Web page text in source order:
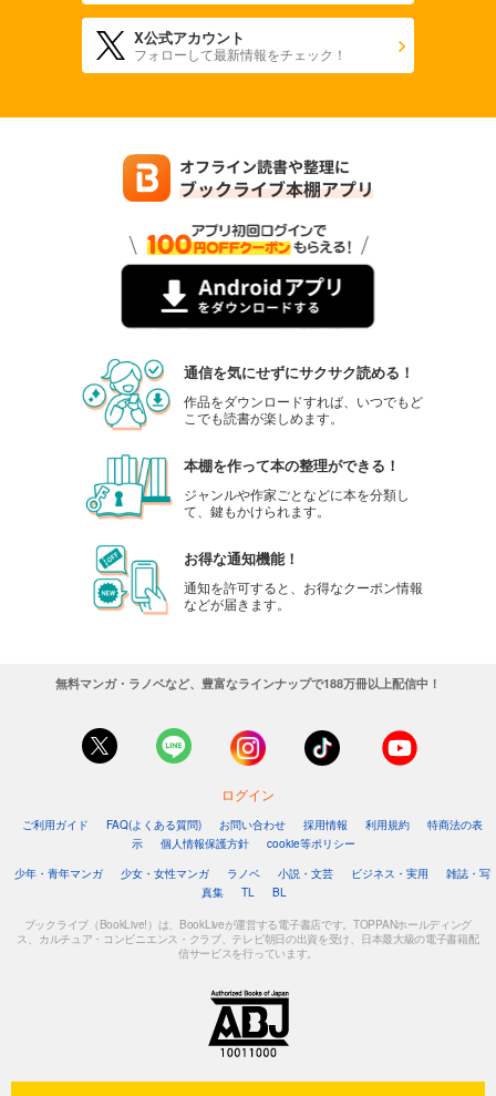
X公式アカウント
フォローして最新情報をチェック！
通信を気にせずにサクサク読める！
作品をダウンロードすれば、いつでもど
こでも読書が楽しめます。
本棚を作って本の整理ができる！
ジャンルや作家ごとなどに本を分類し
て、鍵もかけられます。
お得な通知機能！
通知を許可すると、お得なクーポン情報
などが届きます。
無料マンガ・ラノベなど、豊富なラインナップで188万冊以上配信中！
ログイン
ご利用ガイド FAQ(よくある質問) お問い合わせ 採用情報 利用規約
特商法の表
示
個人情報保護方針
cookie等ポリシー
少年・青年マンガ
少女・女性マンガ ラノベ 小説・文芸 ビジネス・実用
雑誌・写
真集
TL BL
ブックライブ（BookLive!）は、BookLiveが運営する電子書店です。TOPPANホールディング
ス、カルチュア・コンビニエンス・クラブ、テレビ朝日の出資を受け、日本最大級の電子書籍配
信サービスを行っています。